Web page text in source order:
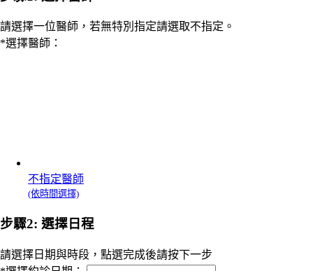
請選擇一位醫師，若無特別指定請選取不指定。
*選擇醫師：
不指定醫師
(依時間選擇)
步驟2: 選擇日程
請選擇日期與時段，點選完成後請按下一步